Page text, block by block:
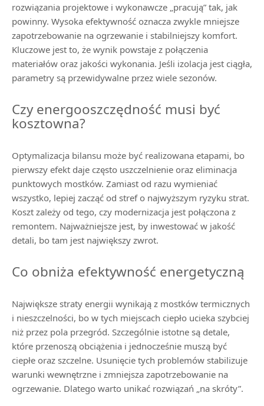
rozwiązania projektowe i wykonawcze „pracują” tak, jak
powinny. Wysoka efektywność oznacza zwykle mniejsze
zapotrzebowanie na ogrzewanie i stabilniejszy komfort.
Kluczowe jest to, że wynik powstaje z połączenia
materiałów oraz jakości wykonania. Jeśli izolacja jest ciągła,
parametry są przewidywalne przez wiele sezonów.
Czy energooszczędność musi być
kosztowna?
Optymalizacja bilansu może być realizowana etapami, bo
pierwszy efekt daje często uszczelnienie oraz eliminacja
punktowych mostków. Zamiast od razu wymieniać
wszystko, lepiej zacząć od stref o najwyższym ryzyku strat.
Koszt zależy od tego, czy modernizacja jest połączona z
remontem. Najważniejsze jest, by inwestować w jakość
detali, bo tam jest największy zwrot.
Co obniża efektywność energetyczną
Największe straty energii wynikają z mostków termicznych
i nieszczelności, bo w tych miejscach ciepło ucieka szybciej
niż przez pola przegród. Szczególnie istotne są detale,
które przenoszą obciążenia i jednocześnie muszą być
ciepłe oraz szczelne. Usunięcie tych problemów stabilizuje
warunki wewnętrzne i zmniejsza zapotrzebowanie na
ogrzewanie. Dlatego warto unikać rozwiązań „na skróty”.